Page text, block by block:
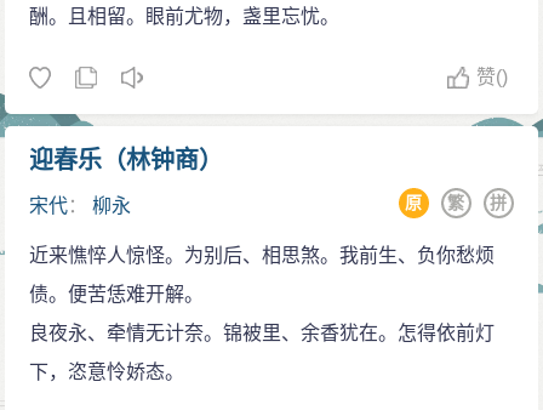
酬。且相留。眼前尤物，盏里忘忧。
赞()
迎春乐（林钟商）
宋代：柳永 拼
繁
原
近来憔悴人惊怪。为别后、相思煞。我前生、负你愁烦
债。便苦恁难开解。
良夜永、牵情无计奈。锦被里、余香犹在。怎得依前灯
下，恣意怜娇态。